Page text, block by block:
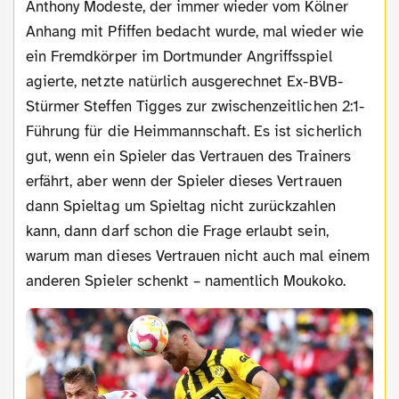
Anthony Modeste, der immer wieder vom Kölner
Anhang mit Pfiffen bedacht wurde, mal wieder wie
ein Fremdkörper im Dortmunder Angriffsspiel
agierte, netzte natürlich ausgerechnet Ex-BVB-
Stürmer Steffen Tigges zur zwischenzeitlichen 2:1-
Führung für die Heimmannschaft. Es ist sicherlich
gut, wenn ein Spieler das Vertrauen des Trainers
erfährt, aber wenn der Spieler dieses Vertrauen
dann Spieltag um Spieltag nicht zurückzahlen
kann, dann darf schon die Frage erlaubt sein,
warum man dieses Vertrauen nicht auch mal einem
anderen Spieler schenkt – namentlich Moukoko.